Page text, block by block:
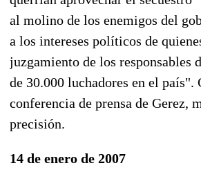
al molino de los enemigos del
a los intereses políticos de
juzgamiento de los responsables
de 30.000 luchadores en el país".
conferencia de prensa de Gerez,
precisión.
14 de enero de 2007